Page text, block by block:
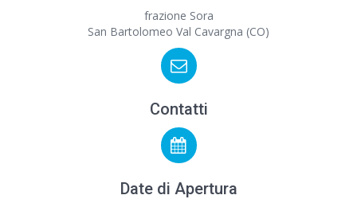
frazione Sora
San Bartolomeo Val Cavargna (CO)
Contatti
Date di Apertura